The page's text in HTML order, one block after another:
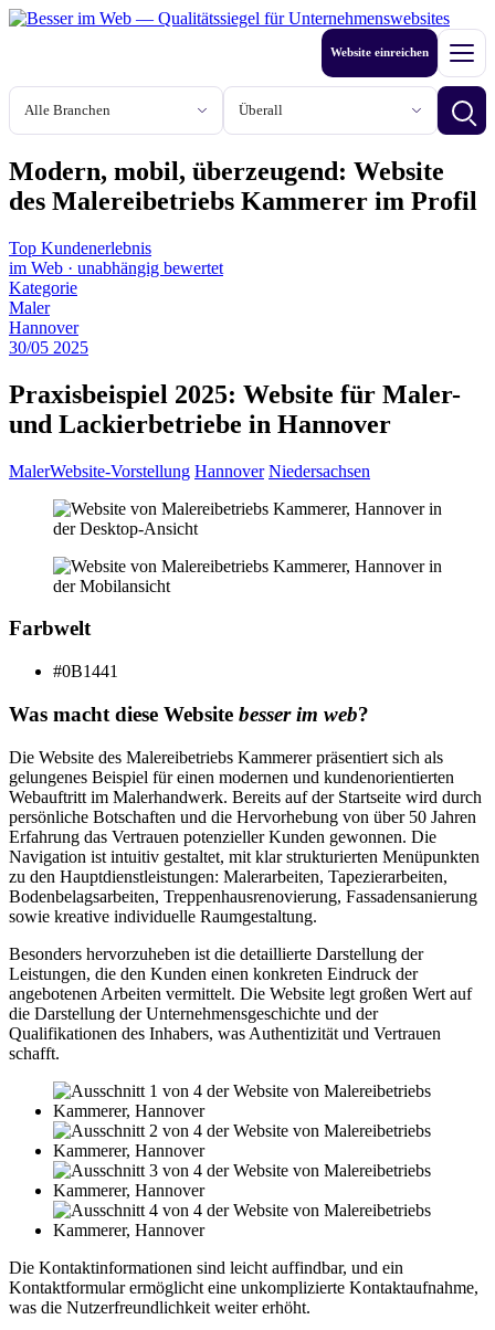
Zum
Branche
Stadt oder Region
Website einreichen Menü
Modern, mobil, überzeugend: Website
des Malereibetriebs Kammerer im Profil
Top Kundenerlebnis
im Web · unabhängig bewertet
Kategorie
Maler
Hannover
30/05 2025
Praxisbeispiel 2025: Website für Maler-
und Lackierbetriebe in Hannover
MalerWebsite-Vorstellung Hannover Niedersachsen
Farbwelt
#0B1441
Was macht diese Website besser im web?
Die Website des Malereibetriebs Kammerer präsentiert sich als
gelungenes Beispiel für einen modernen und kundenorientierten
Webauftritt im Malerhandwerk. Bereits auf der Startseite wird durch
persönliche Botschaften und die Hervorhebung von über 50 Jahren
Erfahrung das Vertrauen potenzieller Kunden gewonnen. Die
Navigation ist intuitiv gestaltet, mit klar strukturierten Menüpunkten
zu den Hauptdienstleistungen: Malerarbeiten, Tapezierarbeiten,
Bodenbelagsarbeiten, Treppenhausrenovierung, Fassadensanierung
sowie kreative individuelle Raumgestaltung.
Besonders hervorzuheben ist die detaillierte Darstellung der
Leistungen, die den Kunden einen konkreten Eindruck der
angebotenen Arbeiten vermittelt. Die Website legt großen Wert auf
die Darstellung der Unternehmensgeschichte und der
Qualifikationen des Inhabers, was Authentizität und Vertrauen
schafft.
Die Kontaktinformationen sind leicht auffindbar, und ein
Kontaktformular ermöglicht eine unkomplizierte Kontaktaufnahme,
was die Nutzerfreundlichkeit weiter erhöht.